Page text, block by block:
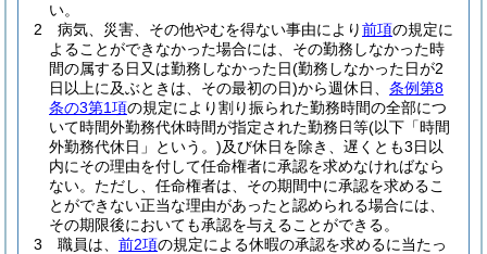
い。
2
病気、災害、その他やむを得ない事由により前項の規定に
よることができなかった場合には、その勤務しなかった時
間の属する日又は勤務しなかった日(勤務しなかった日が2
日以上に及ぶときは、その最初の日)から週休日、 条例第8
条の3第1項の規定により割り振られた勤務時間の全部につ
いて時間外勤務代休時間が指定された勤務日等(以下「時間
外勤務代休日」という。)及び休日を除き、遅くとも3日以
内にその理由を付して任命権者に承認を求めなければなら
ない。 ただし、任命権者は、その期間中に承認を求めるこ
とができない正当な理由があったと認められる場合には、
その期限後においても承認を与えることができる。
3
職員は、 前2項の規定による休暇の承認を求めるに当たっ